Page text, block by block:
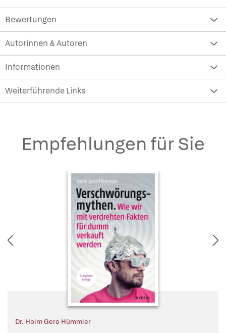
Bewertungen
Autorinnen & Autoren
Informationen
Weiterführende Links
Empfehlungen für Sie
Dr. Holm Gero Hümmler